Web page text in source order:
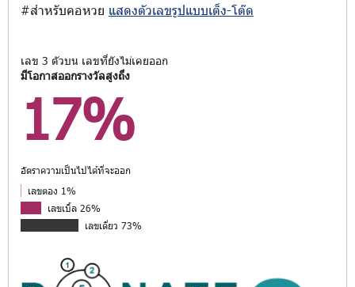
#สำหรับคอหวย แสดงตัวเลขรูปแบบเต็ง-โต๊ด
เลข 3 ตัวบน เลขที่ยังไม่เคยออก
มีโอกาสออกรางวัลสูงถึง
17%
อัตราความเป็นไปได้ที่จะออก
เลขตอง 1%
เลขเบิ้ล 26%
เลขเดี่ยว 73%